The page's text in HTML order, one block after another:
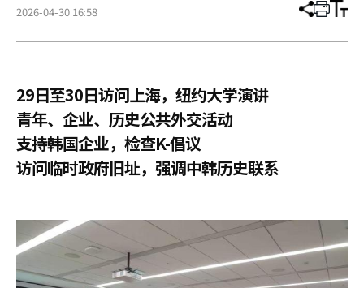
2026-04-30 16:58 分
章
打 调
小
29日至30日访问上海，纽约大学演讲
青年、企业、历史公共外交活动
支持韩国企业，检查K-倡议
访问临时政府旧址，强调中韩历史联系